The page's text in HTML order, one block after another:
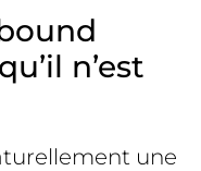
n’est
une